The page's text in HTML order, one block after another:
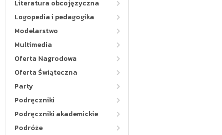
Literatura obcojęzyczna
Logopedia i pedagogika
Modelarstwo
Multimedia
Oferta Nagrodowa
Oferta Świąteczna
Party
Podręczniki
Podręczniki akademickie
Podróże